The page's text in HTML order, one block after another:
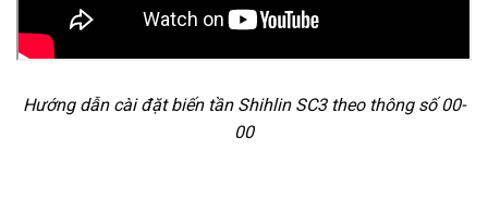
Hướng dẫn cài đặt biến tần Shihlin SC3 theo thông số 00-
00